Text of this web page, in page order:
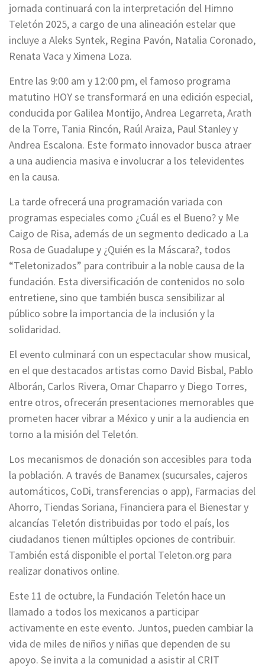
jornada continuará con la interpretación del Himno
Teletón 2025, a cargo de una alineación estelar que
incluye a Aleks Syntek, Regina Pavón, Natalia Coronado,
Renata Vaca y Ximena Loza.
Entre las 9:00 am y 12:00 pm, el famoso programa
matutino HOY se transformará en una edición especial,
conducida por Galilea Montijo, Andrea Legarreta, Arath
de la Torre, Tania Rincón, Raúl Araiza, Paul Stanley y
Andrea Escalona. Este formato innovador busca atraer
a una audiencia masiva e involucrar a los televidentes
en la causa.
La tarde ofrecerá una programación variada con
programas especiales como ¿Cuál es el Bueno? y Me
Caigo de Risa, además de un segmento dedicado a La
Rosa de Guadalupe y ¿Quién es la Máscara?, todos
“Teletonizados” para contribuir a la noble causa de la
fundación. Esta diversificación de contenidos no solo
entretiene, sino que también busca sensibilizar al
público sobre la importancia de la inclusión y la
solidaridad.
El evento culminará con un espectacular show musical,
en el que destacados artistas como David Bisbal, Pablo
Alborán, Carlos Rivera, Omar Chaparro y Diego Torres,
entre otros, ofrecerán presentaciones memorables que
prometen hacer vibrar a México y unir a la audiencia en
torno a la misión del Teletón.
Los mecanismos de donación son accesibles para toda
la población. A través de Banamex (sucursales, cajeros
automáticos, CoDi, transferencias o app), Farmacias del
Ahorro, Tiendas Soriana, Financiera para el Bienestar y
alcancías Teletón distribuidas por todo el país, los
ciudadanos tienen múltiples opciones de contribuir.
También está disponible el portal Teleton.org para
realizar donativos online.
Este 11 de octubre, la Fundación Teletón hace un
llamado a todos los mexicanos a participar
activamente en este evento. Juntos, pueden cambiar la
vida de miles de niños y niñas que dependen de su
apoyo. Se invita a la comunidad a asistir al CRIT